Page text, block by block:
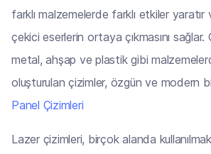
farklı malzemelerde farklı etkiler
çekici eserlerin ortaya çıkmasını sağlar.
metal, ahşap ve plastik gibi
oluşturulan çizimler, özgün ve modern
Panel Çizimleri
Lazer çizimleri, birçok alanda